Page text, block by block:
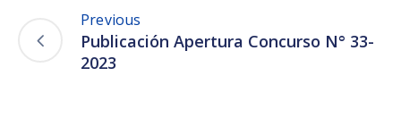
Previous
Publicación Apertura Concurso N° 33-
2023